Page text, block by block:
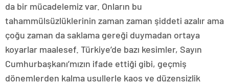
da bir mücadelemiz var. Onların bu
tahammülsüzlüklerinin zaman zaman şiddeti azalır ama
çoğu zaman da saklama gereği duymadan ortaya
koyarlar maalesef. Türkiye’de bazı kesimler, Sayın
Cumhurbaşkanı’mızın ifade ettiği gibi, geçmiş
dönemlerden kalma usullerle kaos ve düzensizlik